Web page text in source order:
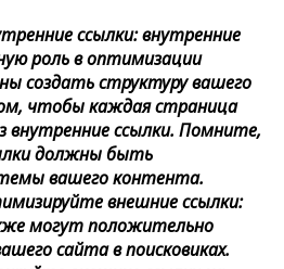
ссылки: внутренние
роль в оптимизации
создать структуру вашего
чтобы каждая страница
внутренние ссылки. Помните,
должны быть
вашего контента.
внешние ссылки:
могут положительно
сайта в поисковиках.